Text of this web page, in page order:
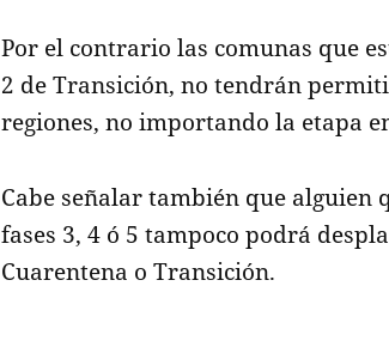
Por el contrario las comunas que
2 de Transición, no tendrán
regiones, no importando la etapa
Cabe señalar también que alguien
fases 3, 4 ó 5 tampoco podrá
Cuarentena o Transición.